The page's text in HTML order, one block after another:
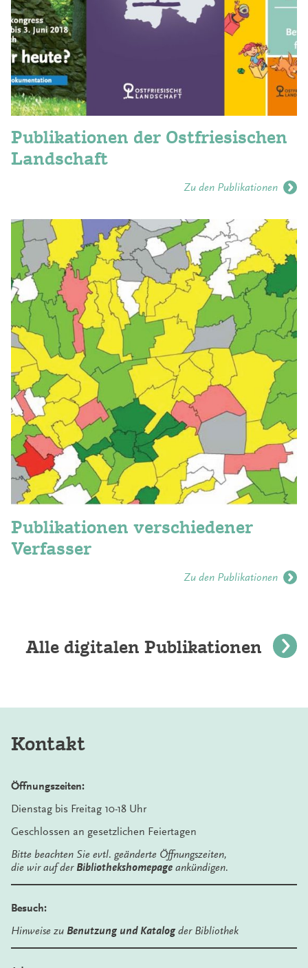
Publikationen der Ostfriesischen
Landschaft
Zu den Publikationen
Publikationen verschiedener
Verfasser
Zu den Publikationen
Alle digitalen Publikationen
Kontakt
Öffnungszeiten:
Dienstag bis Freitag 10-18 Uhr
Geschlossen an gesetzlichen Feiertagen
Bitte beachten Sie evtl. geänderte Öffnungszeiten,
die wir auf der Bibliothekshomepage ankündigen.
Besuch:
Hinweise zu Benutzung und Katalog der Bibliothek